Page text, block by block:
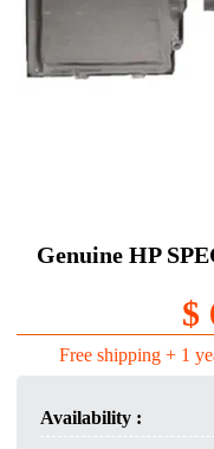
Genuine HP
$
Free shipping + 1
Availability :